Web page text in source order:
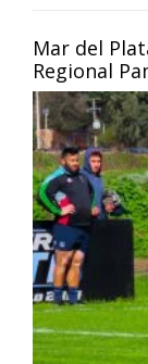
Mar del
Regional